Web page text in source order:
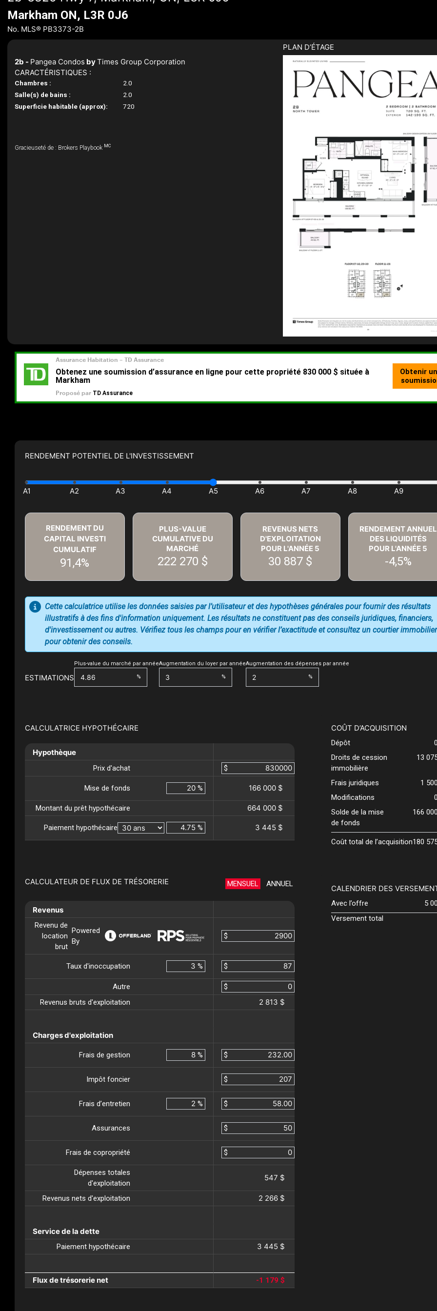
Markham ON, L3R 0J6
No. MLS® PB3373-2B
2b - Pangea Condos byTimes Group Corporation
CARACTÉRISTIQUES :
Chambres :
2.0
Salle(s) de bains :
2.0
Superficie habitable (approx):
720
Gracieuseté de : Brokers Playbook MC
PLAN D’ÉTAGE
RENDEMENT POTENTIEL DE L'INVESTISSEMENT
RENDEMENT DU
CAPITAL INVESTI
CUMULATIF
91,4%
PLUS-VALUE
CUMULATIVE DU
MARCHÉ
222 270 $
REVENUS NETS
D'EXPLOITATION
POUR L'ANNÉE 5
30 887 $
RENDEMENT ANNUEL
DES LIQUIDITÉS
POUR L'ANNÉE 5
-4,5%
ESTIMATIONS
Plus-value du marché par année
%
Augmentation du loyer par année
%
Augmentation des dépenses par année
%
Cette calculatrice utilise les données saisies par l’utilisateur et des hypothèses générales pour fournir des résultats
illustratifs à des fins d'information uniquement. Les résultats ne constituent pas des conseils juridiques, financiers,
d'investissement ou autres. Vérifiez tous les champs pour en vérifier l’exactitude et consultez un courtier immobilier
pour obtenir des conseils.
CALCULATRICE HYPOTHÉCAIRE
Hypothèque
Prix d'achat $
Mise de fonds % 166 000 $
Montant du prêt hypothécaire 664 000 $
Paiement hypothécaire % 3 445 $
CALCULATEUR DE FLUX DE TRÉSORERIE MENSUEL ANNUEL
Revenus
Revenu de
location
brut
Powered
By
$
Taux d'inoccupation % $
Autre
$
Revenus bruts d'exploitation
2 813 $
Charges d'exploitation
Frais de gestion % $
Impôt foncier $
Frais d’entretien % $
Assurances $
Frais de copropriété $
Dépenses totales
d'exploitation
547 $
Revenus nets d'exploitation 2 266 $
Service de la dette
Paiement hypothécaire 3 445 $
Flux de trésorerie net -1 179 $
COÛT D’ACQUISITION
Dépôt
Droits de cession
immobilière
13
Frais juridiques
1
Modifications
Solde de la mise
de fonds
166
Coût total de l’acquisition180
CALENDRIER DES
Avec l’offre
5
Versement total